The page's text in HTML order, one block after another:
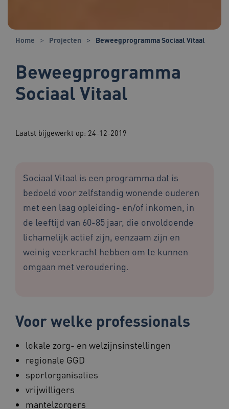
Home Projecten Beweegprogramma Sociaal Vitaal
Beweegprogramma
Sociaal Vitaal
Laatst bijgewerkt op: 24-12-2019
Sociaal Vitaal is een programma dat is
bedoeld voor zelfstandig wonende ouderen
met een laag opleiding- en/of inkomen, in
de leeftijd van 60-85 jaar, die onvoldoende
lichamelijk actief zijn, eenzaam zijn en
weinig veerkracht hebben om te kunnen
omgaan met veroudering.
Voor welke professionals
lokale zorg- en welzijnsinstellingen
regionale GGD
sportorganisaties
vrijwilligers
mantelzorgers